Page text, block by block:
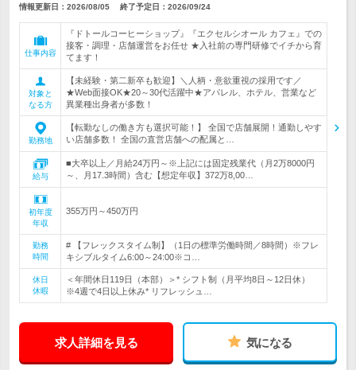
情報更新日：2026/08/05 終了予定日： 2026/09/24
仕事内容
『ドトールコーヒーショップ』『エクセルシオール カフェ』での
接客・調理・店舗運営をお任せ ★入社前の専門研修でイチから育
てます！
対象と
なる方
【未経験・第二新卒も歓迎】＼人柄・意欲重視の採用です／
★Web面接OK★20～30代活躍中★アパレル、ホテル、営業など
異業種出身者が多数！
勤務地
【転勤なしの働き方も選択可能！】 全国で店舗展開！通勤しやす
い店舗多数！ 全国の直営店舗への配属と…
給与
■大卒以上／月給24万円～※上記には固定残業代（月2万8000円
～、月17.3時間）含む【想定年収】372万8,00…
初年度
年収
355万円～450万円
勤務
時間
# 【フレックスタイム制】（1日の標準労働時間／8時間）※フレ
キシブルタイム6:00～24:00※コ…
休日
休暇
＜年間休日119日（本部）＞* シフト制（月平均8日～12日休）
※4週で4日以上休み* リフレッシュ…
求人詳細を見る 気になる